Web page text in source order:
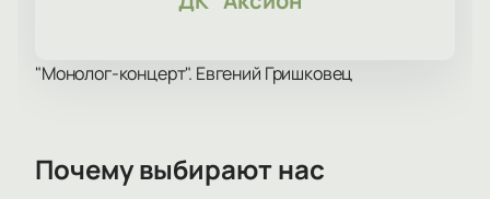
"Монолог-концерт". Евгений Гришковец
Почему выбирают нас